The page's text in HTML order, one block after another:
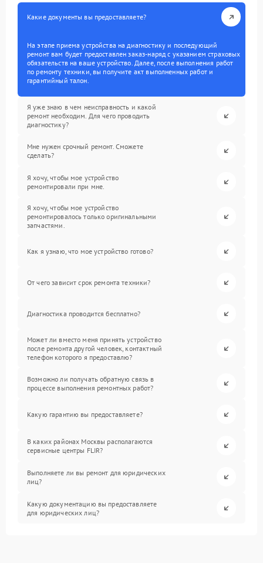
Какие документы вы предоставляете?
На этапе приема устройства на диагностику и последующий
ремонт вам будет предоставлен заказ-наряд с указанием страховых
обязательств на ваше устройство. Далее, после выполнения работ
по ремонту техники, вы получите акт выполненных работ и
гарантийный талон.
Я уже знаю в чем неисправность и какой
ремонт необходим. Для чего проводить
диагностику?
Мне нужен срочный ремонт. Сможете
сделать?
Я хочу, чтобы мое устройство
ремонтировали при мне.
Я хочу, чтобы мое устройство
ремонтировалось только оригинальными
запчастями.
Как я узнаю, что мое устройство готово?
От чего зависит срок ремонта техники?
Диагностика проводится бесплатно?
Может ли вместо меня принять устройство
после ремонта другой человек, контактный
телефон которого я предоставлю?
Возможно ли получать обратную связь в
процессе выполнения ремонтных работ?
Какую гарантию вы предоставляете?
В каких районах Москвы располагаются
сервисные центры FLIR?
Выполняете ли вы ремонт для юридических
лиц?
Какую документацию вы предоставляете
для юридических лиц?